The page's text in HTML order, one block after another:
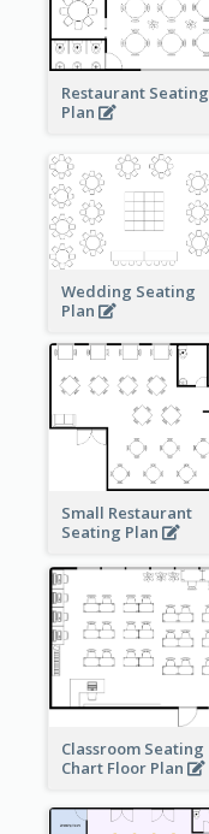
Restaurant Seating
Plan
Wedding Seating
Plan
Small Restaurant
Seating Plan
Classroom Seating
Chart Floor Plan